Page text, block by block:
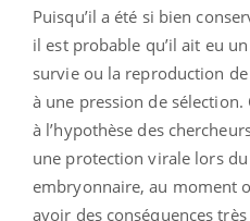
Puisqu’il a été si bien
il est probable qu’il ait eu
survie ou la reproduction
à une pression de
à l’hypothèse des
une protection virale lors
embryonnaire, au moment
avoir des conséquences